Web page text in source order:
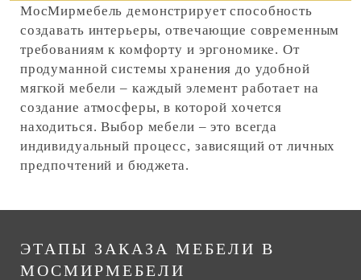
МосМирмебель демонстрирует способность
создавать интерьеры, отвечающие современным
требованиям к комфорту и эргономике. От
продуманной системы хранения до удобной
мягкой мебели – каждый элемент работает на
создание атмосферы, в которой хочется
находиться. Выбор мебели – это всегда
индивидуальный процесс, зависящий от личных
предпочтений и бюджета.
ЭТАПЫ ЗАКАЗА МЕБЕЛИ В
МОСМИРМЕБЕЛИ